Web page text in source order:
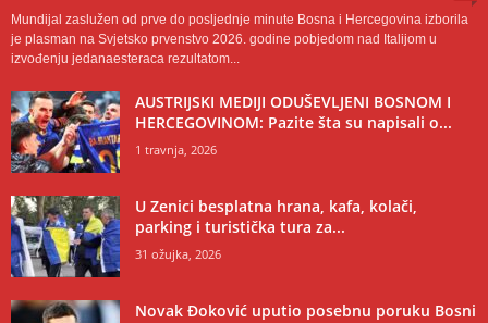
Mundijal zaslužen od prve do posljednje minute Bosna i Hercegovina izborila
je plasman na Svjetsko prvenstvo 2026. godine pobjedom nad Italijom u
izvođenju jedanaesteraca rezultatom...
AUSTRIJSKI MEDIJI ODUŠEVLJENI BOSNOM I
HERCEGOVINOM: Pazite šta su napisali o...
1 travnja, 2026
U Zenici besplatna hrana, kafa, kolači,
parking i turistička tura za...
31 ožujka, 2026
Novak Đoković uputio posebnu poruku Bosni